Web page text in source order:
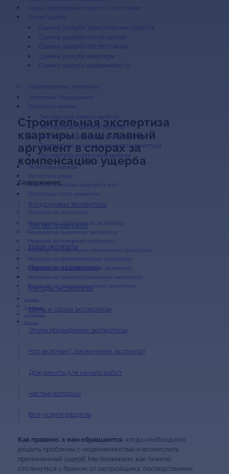
Оценка транспортных средств и спецтехники
Оценка ущерба
Оценка ущерба транспортных средств
Оценка ущерба после залива
Оценка ущерба после пожара
Оценка ущерба квартиры
Оценка ущерба недвижимости
Экспертиза оборудования
Экспертиза мебели
Экспертиза мягкой мебели
Экспертиза офисной мебели
Экспертиза шкафов и шкафов-купе
Экспертиза кухни и кухонного гарнитура
Экспертиза корпусной мебели
Экспертиза одежды
Экспертиза обуви
Экспертиза меховых изделий и шуб
Экспертиза после химчистки
Рецензия на строительную экспертизу
Рецензия на оценочную экспертизу
Рецензия на пожарную экспертизу
Рецензия на инженерно-техническую экспертизу
Рецензия на автотехническую экспертизу
Рецензия на товароведческую экспертизу
Рецензия на землеустроительную экспертизу
Рецензия на почерковедческую экспертизу
Контакты
О компании
Сертификаты
Вакансии
Строительная экспертиза
квартиры: ваш главный
аргумент в спорах за
компенсацию ущерба
Содержание:
Когда нужна экспертиза
Что мы проверяем
Наши эксперты
Примеры из практики
Методы экспертизы
Цены и сроки экспертизы
Этапы проведения экспертизы
Что включает заключение эксперта?
Документы для начала работ
Частые вопросы
Все услуги раздела
Как правило, к нам обращаются, когда необходимо
решить проблемы с недвижимостью и возместить
причинённый ущерб. Мы понимаем, как тяжело
столкнуться с браком от застройщика, последствиями